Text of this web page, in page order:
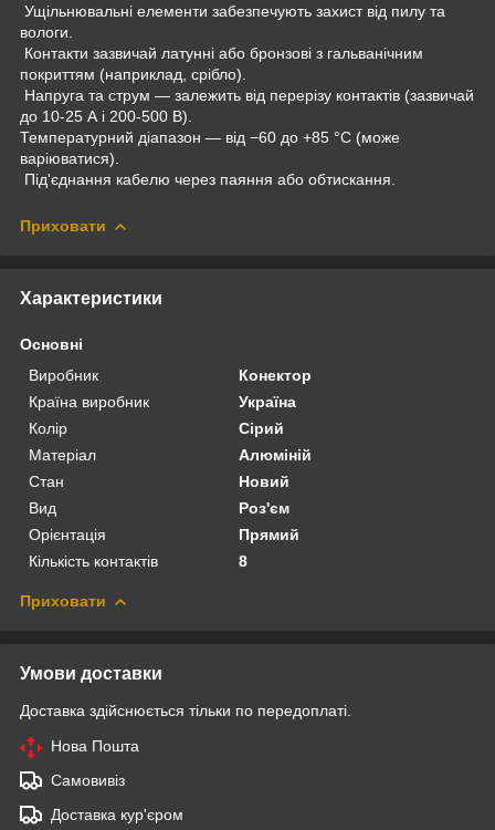
Ущільнювальні елементи забезпечують захист від пилу та
вологи.
Контакти зазвичай латунні або бронзові з гальванічним
покриттям (наприклад, срібло).
Напруга та струм — залежить від перерізу контактів (зазвичай
до 10-25 А і 200-500 В).
Температурний діапазон — від −60 до +85 °C (може
варіюватися).
Під'єднання кабелю через паяння або обтискання.
Приховати
Характеристики
Основні
Виробник
Конектор
Країна виробник
Україна
Колір
Сірий
Матеріал
Алюміній
Стан
Новий
Вид
Роз'єм
Орієнтація
Прямий
Кількість контактів
8
Приховати
Умови доставки
Доставка здійснюється тільки по передоплаті.
Нова Пошта
Самовивіз
Доставка кур'єром